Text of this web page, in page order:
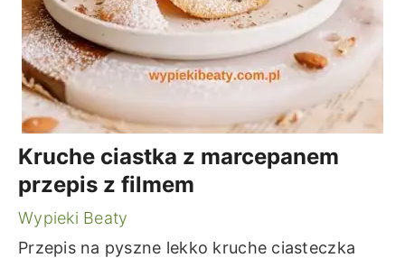
Kruche ciastka z marcepanem
przepis z filmem
Wypieki Beaty
Przepis na pyszne lekko kruche ciasteczka